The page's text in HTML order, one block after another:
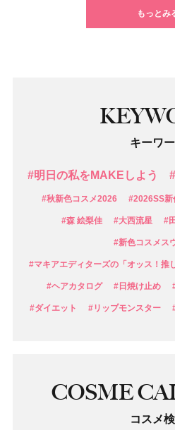
もっとみ
キーワ
#明日の私をMAKEしよう
#秋新色コスメ2026 #2026SS新
#森 絵梨佳 #大西流星 #
#新色コスメス
#マキアエディターズの「オッス！推
#ヘアカタログ #日焼け止め
#ダイエット #リップモンスター
COSME
コスメ